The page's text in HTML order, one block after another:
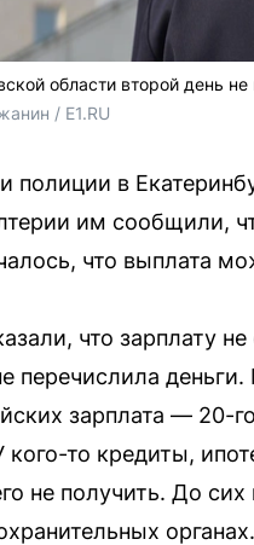
области второй день не
/ E1.RU
полиции в
им сообщили,
что выплата
что зарплату
перечислила
зарплата — 20-
кого-то кредиты,
не получить. До
органах.